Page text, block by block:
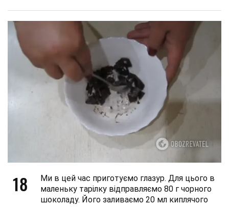
18
Ми в цей час приготуємо глазур. Для цього в
маленьку тарілку відправляємо 80 г чорного
шоколаду. Його заливаємо 20 мл киплячого